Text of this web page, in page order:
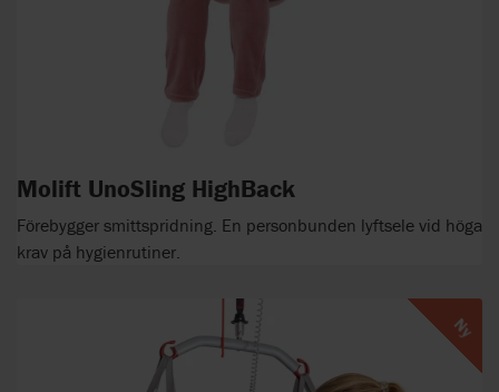
Molift UnoSling HighBack
Förebygger smittspridning. En personbunden lyftsele vid höga
krav på hygienrutiner.
Ny